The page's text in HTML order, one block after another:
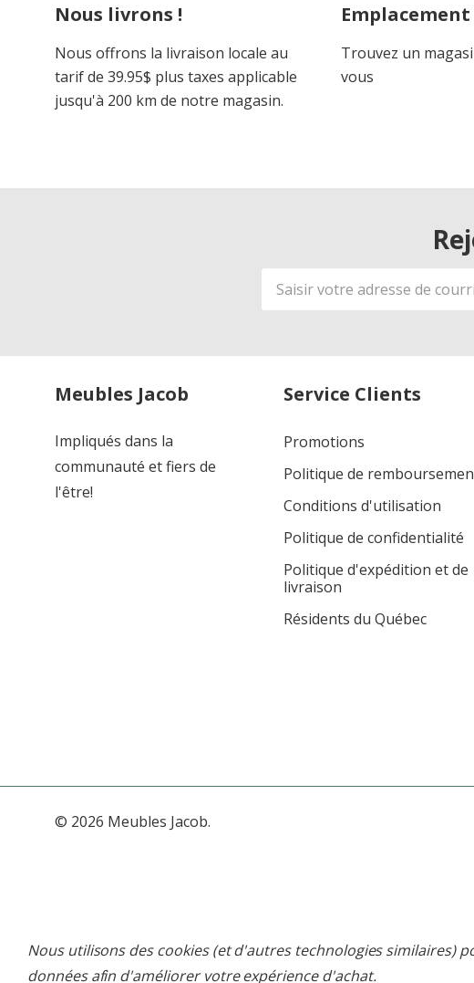
Nous livrons !
Nous offrons la livraison locale au
tarif de 39.95$ plus taxes applicable
jusqu'à 200 km de notre magasin.
Emplacement
Trouvez un
vous
Adresse
de
Meubles Jacob
Impliqués dans la
communauté et fiers de
l'être!
Service Clients
Promotions
Politique de
Conditions d'utilisation
Politique de confidentialité
Politique d'expédition et de
livraison
Résidents du Québec
© 2026 Meubles Jacob.
Nous utilisons des cookies (et d'autres technologies similaires)
données afin d'améliorer votre expérience d'achat.